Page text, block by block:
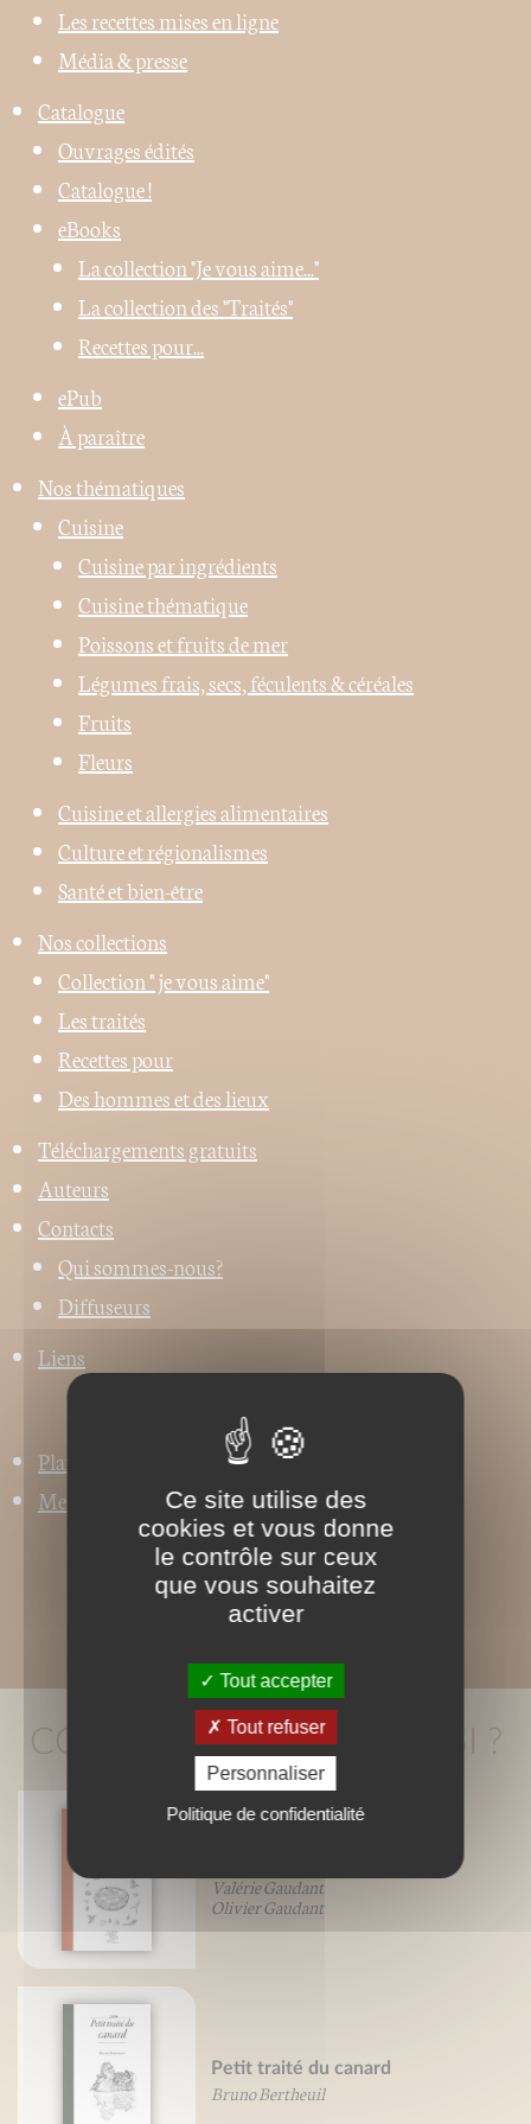
Les recettes mises en ligne
Média & presse
Catalogue
Ouvrages édités
Catalogue !
eBooks
La collection "Je vous aime..."
La collection des "Traités"
Recettes pour...
ePub
À paraître
Nos thématiques
Cuisine
Cuisine par ingrédients
Cuisine thématique
Poissons et fruits de mer
Légumes frais, secs, féculents & céréales
Fruits
Fleurs
Cuisine et allergies alimentaires
Culture et régionalismes
Santé et bien-être
Nos collections
Collection " je vous aime"
Les traités
Recettes pour
Des hommes et des lieux
Téléchargements gratuits
Auteurs
Contacts
Qui sommes-nous?
Diffuseurs
Liens
Plan du site
Mentions légales
CONNAISSEZ-VOUS AUSSI ?
Valérie Gaudant
Olivier Gaudant
Petit traité du canard
Bruno Bertheuil
Ce site utilise des
cookies et vous donne
le contrôle sur ceux
que vous souhaitez
activer
Tout accepter
Tout refuser
Personnaliser
Politique de confidentialité